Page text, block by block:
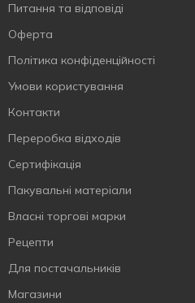
Питання та відповіді
Оферта
Політика конфіденційності
Умови користування
Контакти
Переробка відходів
Сертифiкацiя
Пакувальні матеріали
Власнi торговi марки
Рецепти
Для постачальників
Магазини